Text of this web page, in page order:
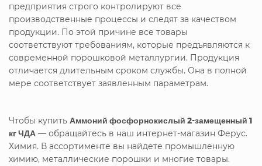
предприятия строго контролируют все
производственные процессы и следят за качеством
продукции. По этой причине все товары
соответствуют требованиям, которые предъявляются к
современной порошковой металлургии. Продукция
отличается длительным сроком службы. Она в полной
мере соответствует заявленным параметрам.
Чтобы купить Аммоний фосфорнокислый 2-замещенный 1
кг ЧДА — обращайтесь в наш интернет-магазин Ферус.
Химия. В ассортименте вы найдете промышленную
химию, металлические порошки и многие товары.